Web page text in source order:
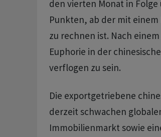
den vierten Monat in
Punkten, ab der mit
zu rechnen ist. Nach
Euphorie in der
verflogen zu sein.
Die exportgetriebene
derzeit schwachen
Immobilienmarkt sowie